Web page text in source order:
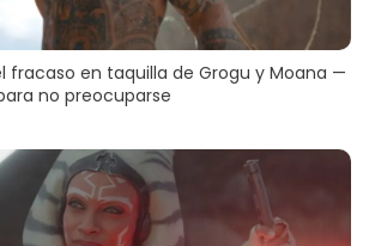
fracaso en taquilla de Grogu y Moana —
no preocuparse